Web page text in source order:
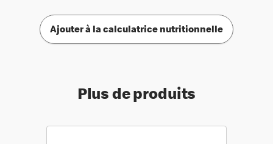
Ajouter à la calculatrice nutritionnelle
Plus de produits